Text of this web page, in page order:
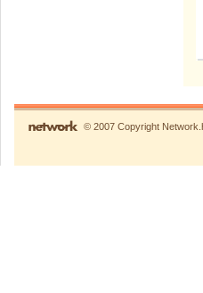
© 2007 Copyright